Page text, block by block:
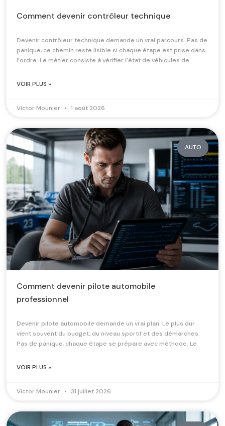
Comment devenir contrôleur technique
Devenir contrôleur technique demande un vrai parcours. Pas de
panique, ce chemin reste lisible si chaque étape est prise dans
l’ordre. Le métier consiste à vérifier l’état de véhicules de
VOIR PLUS »
Victor Mounier 1 août 2026
AUTO
Comment devenir pilote automobile
professionnel
Devenir pilote automobile demande un vrai plan. Le plus dur
vient souvent du budget, du niveau sportif et des démarches.
Pas de panique, chaque étape se prépare avec méthode. Le
VOIR PLUS »
Victor Mounier 31 juillet 2026